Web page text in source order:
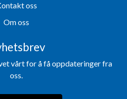
oss
Om oss
vårt for å få oppdateringer fra
oss.